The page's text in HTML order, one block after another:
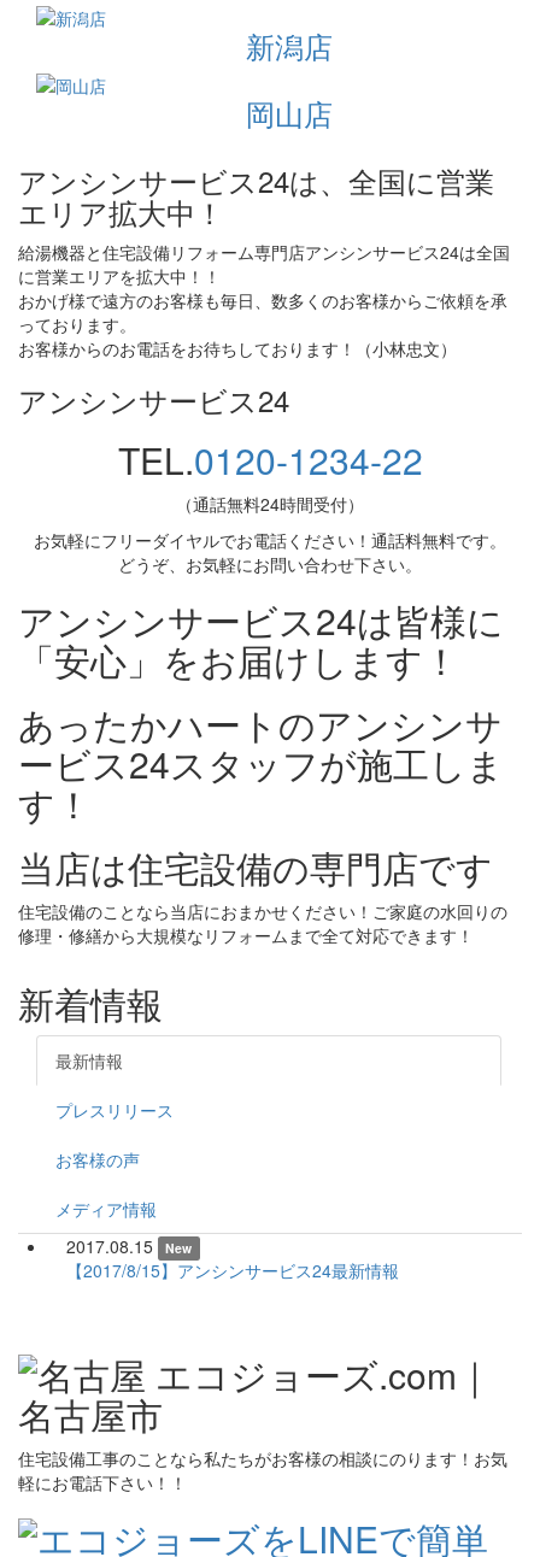
新潟店
岡山店
アンシンサービス24は、全国に営業
エリア拡大中！
給湯機器と住宅設備リフォーム専門店アンシンサービス24は全国
に営業エリアを拡大中！！
おかげ様で遠方のお客様も毎日、数多くのお客様からご依頼を承
っております。
お客様からのお電話をお待ちしております！（小林忠文）
アンシンサービス24
TEL.0120-1234-22
（通話無料24時間受付）
お気軽にフリーダイヤルでお電話ください！通話料無料です。
どうぞ、お気軽にお問い合わせ下さい。
アンシンサービス24は皆様に
「安心」をお届けします！
あったかハートのアンシンサ
ービス24スタッフが施工しま
す！
当店は住宅設備の専門店です
住宅設備のことなら当店におまかせください！ご家庭の水回りの
修理・修繕から大規模なリフォームまで全て対応できます！
新着情報
最新情報
プレスリリース
お客様の声
メディア情報
2017.08.15
New
【2017/8/15】アンシンサービス24最新情報
住宅設備工事のことなら私たちがお客様の相談にのります！お気
軽にお電話下さい！！